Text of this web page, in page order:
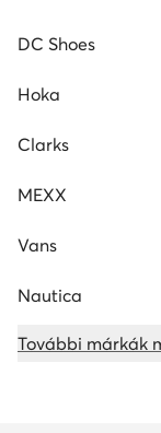
DC Shoes
Hoka
Clarks
MEXX
Vans
Nautica
További márkák